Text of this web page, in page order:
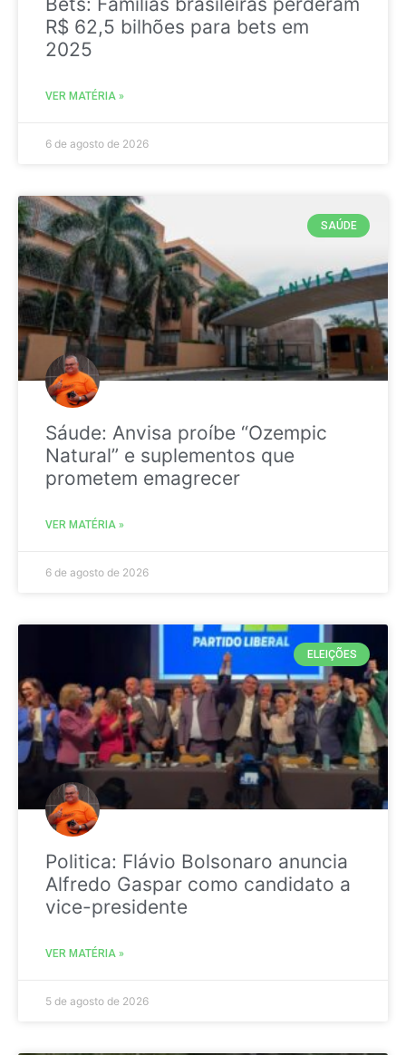
R$ 62,5 bilhões para bets em
2025
VER MATÉRIA »
6 de agosto de 2026
SAÚDE
Sáude: Anvisa proíbe “Ozempic
Natural” e suplementos que
prometem emagrecer
VER MATÉRIA »
6 de agosto de 2026
ELEIÇÕES
Politica: Flávio Bolsonaro anuncia
Alfredo Gaspar como candidato a
vice-presidente
VER MATÉRIA »
5 de agosto de 2026